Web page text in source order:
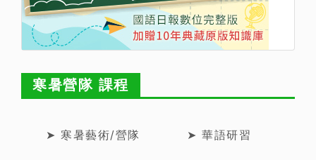
寒暑營隊 課程
➤ 寒暑藝術/營隊 ➤ 華語研習